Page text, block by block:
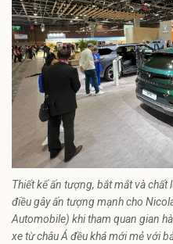
Thiết kế ấn tượng, bắt mắt và
điều gây ấn tượng mạnh cho
Automobile) khi tham quan gian
xe từ châu Á đều khá mới mẻ với